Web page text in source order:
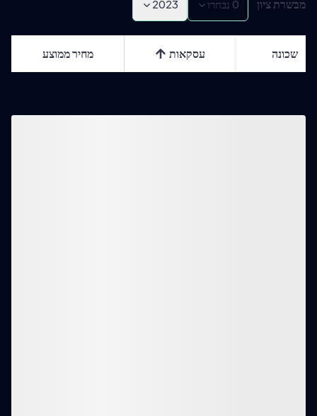
2023 0 נבחרו מבשרת ציון
שכונה עסקאות מחיר ממוצע